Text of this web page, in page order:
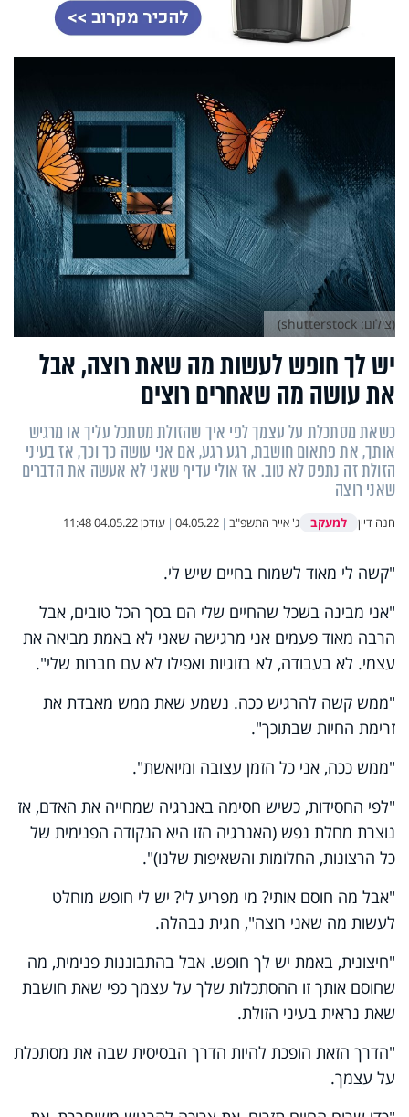
יש לך חופש לעשות מה שאת רוצה, אבל
את עושה מה שאחרים רוצים
כשאת מסתכלת על עצמך לפי איך שהזולת מסתכל עליך או מרגיש
אותך, את פתאום חושבת, רגע רגע, אם אני עושה כך וכך, אז בעיני
הזולת זה נתפס לא טוב. אז אולי עדיף שאני לא אעשה את הדברים
שאני רוצה
חנה דיין למעקב ג' אייר התשפ"ב |
04.05.22
| עודכן04.05.22 11:48
(צילום: shutterstock)
"קשה לי מאוד לשמוח בחיים שיש לי.
"אני מבינה בשכל שהחיים שלי הם בסך הכל טובים, אבל
הרבה מאוד פעמים אני מרגישה שאני לא באמת מביאה את
עצמי. לא בעבודה, לא בזוגיות ואפילו לא עם חברות שלי".
"ממש קשה להרגיש ככה. נשמע שאת ממש מאבדת את
זרימת החיות שבתוכך".
"ממש ככה, אני כל הזמן עצובה ומיואשת".
"לפי החסידות, כשיש חסימה באנרגיה שמחייה את האדם, אז
נוצרת מחלת נפש (האנרגיה הזו היא הנקודה הפנימית של
כל הרצונות, החלומות והשאיפות שלנו)".
"אבל מה חוסם אותי? מי מפריע לי? יש לי חופש מוחלט
לעשות מה שאני רוצה", חגית נבהלה.
"חיצונית, באמת יש לך חופש. אבל בהתבוננות פנימית, מה
שחוסם אותך זו ההסתכלות שלך על עצמך כפי שאת חושבת
שאת נראית בעיני הזולת.
"הדרך הזאת הופכת להיות הדרך הבסיסית שבה את מסתכלת
על עצמך.